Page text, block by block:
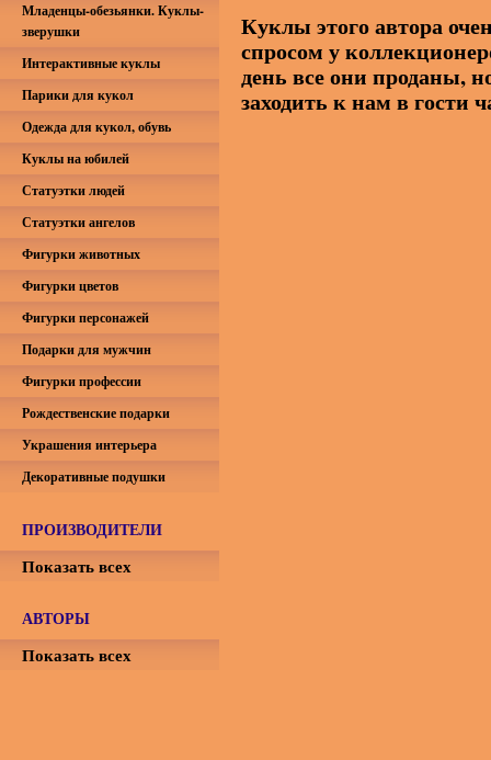
Куклы этого автора
спросом у
день все они проданы,
заходить к нам в гости
Младенцы-обезьянки. Куклы-
зверушки
Интерактивные куклы
Парики для кукол
Одежда для кукол, обувь
Куклы на юбилей
Статуэтки людей
Статуэтки ангелов
Фигурки животных
Фигурки цветов
Фигурки персонажей
Подарки для мужчин
Фигурки профессии
Рождественские подарки
Украшения интерьера
Декоративные подушки
ПРОИЗВОДИТЕЛИ
Показать всех
АВТОРЫ
Показать всех